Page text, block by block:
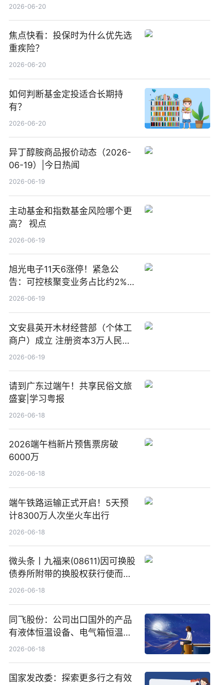
2026-06-20
焦点快看：投保时为什么优先选
重疾险？
2026-06-20
如何判断基金定投适合长期持
有？
2026-06-20
异丁醇胺商品报价动态（2026-
06-19）|今日热闻
2026-06-19
主动基金和指数基金风险哪个更
高？ 视点
2026-06-19
旭光电子11天6涨停！紧急公
告：可控核聚变业务占比约2%！
前沿热点
2026-06-19
文安县英开木材经营部（个体工
商户）成立 注册资本3万人民币
新要闻
2026-06-19
请到广东过端午！共享民俗文旅
盛宴|学习粤报
2026-06-18
2026端午档新片预售票房破
6000万
2026-06-18
端午铁路运输正式开启！5天预
计8300万人次坐火车出行
2026-06-18
微头条丨九福来(08611)因可换股
债券所附带的换股权获行使而发
行5200万股
2026-06-18
同飞股份：公司出口国外的产品
有液体恒温设备、电气箱恒温装
置、纯水冷却单元和特种换热器
2026-06-18
国家发改委：探索更多行之有效